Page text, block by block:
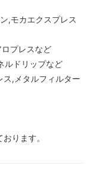
,モカエクスプレス
プレスなど
ルドリップなど
,メタルフィルター
ります。